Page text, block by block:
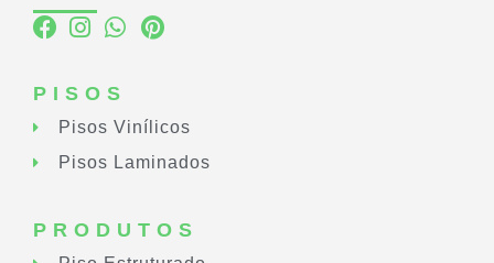
PISOS
Pisos Vinílicos
Pisos Laminados
PRODUTOS